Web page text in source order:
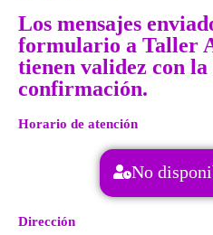
Los mensajes
formulario a Taller
tienen validez con la
confirmación.
Horario de atención
No
Dirección